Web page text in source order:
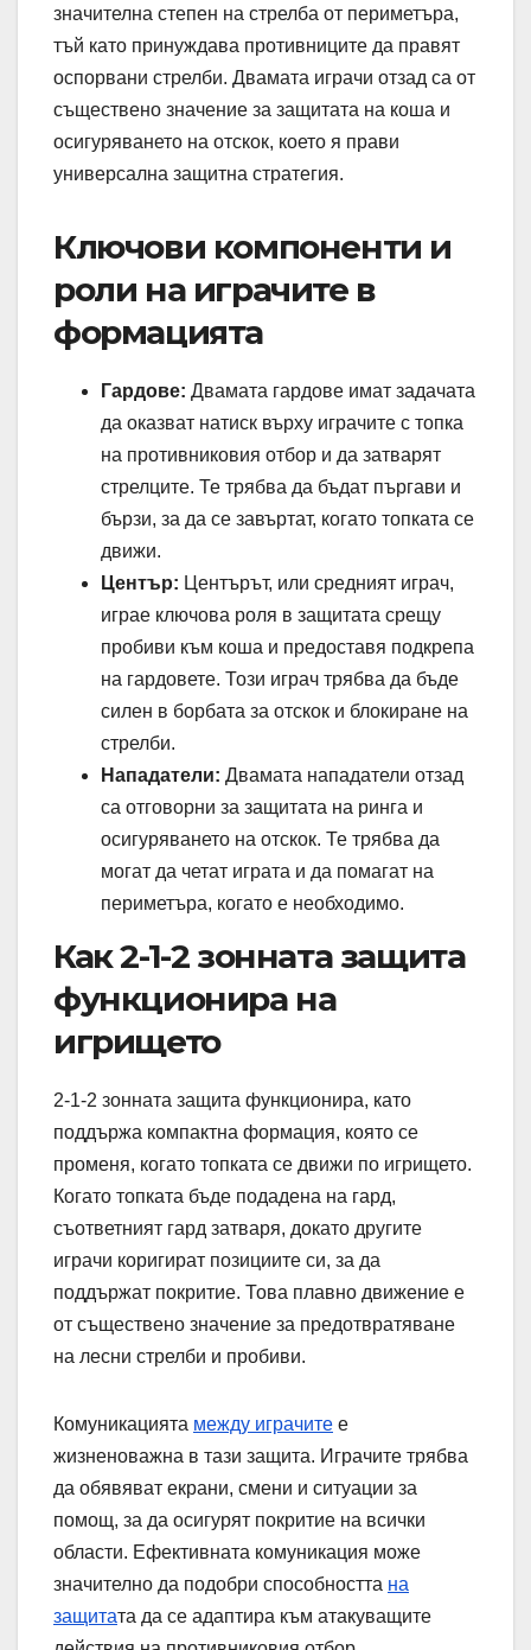
значителна степен на стрелба от периметъра,
тъй като принуждава противниците да правят
оспорвани стрелби. Двамата играчи отзад са от
съществено значение за защитата на коша и
осигуряването на отскок, което я прави
универсална защитна стратегия.
Ключови компоненти и
роли на играчите в
формацията
Гардове: Двамата гардове имат задачата
да оказват натиск върху играчите с топка
на противниковия отбор и да затварят
стрелците. Те трябва да бъдат пъргави и
бързи, за да се завъртат, когато топката се
движи.
Център: Центърът, или средният играч,
играе ключова роля в защитата срещу
пробиви към коша и предоставя подкрепа
на гардовете. Този играч трябва да бъде
силен в борбата за отскок и блокиране на
стрелби.
Нападатели: Двамата нападатели отзад
са отговорни за защитата на ринга и
осигуряването на отскок. Те трябва да
могат да четат играта и да помагат на
периметъра, когато е необходимо.
Как 2-1-2 зонната защита
функционира на
игрището
2-1-2 зонната защита функционира, като
поддържа компактна формация, която се
променя, когато топката се движи по игрището.
Когато топката бъде подадена на гард,
съответният гард затваря, докато другите
играчи коригират позициите си, за да
поддържат покритие. Това плавно движение е
от съществено значение за предотвратяване
на лесни стрелби и пробиви.
Комуникацията между играчите е
жизненоважна в тази защита. Играчите трябва
да обявяват екрани, смени и ситуации за
помощ, за да осигурят покритие на всички
области. Ефективната комуникация може
значително да подобри способността на
защитата да се адаптира към атакуващите